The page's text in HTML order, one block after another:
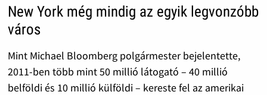
New York még mindig az egyik legvonzóbb
város
Mint Michael Bloomberg polgármester bejelentette,
2011-ben több mint 50 millió látogató – 40 millió
belföldi és 10 millió külföldi – kereste fel az amerikai